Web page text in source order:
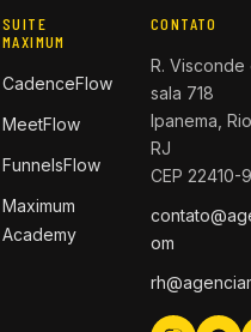
SUITE
MAXIMUM
CadenceFlow
MeetFlow
FunnelsFlow
Maximum
Academy
CONTATO
R.
sala 718
Ipanema,
RJ
CEP 22410-
om